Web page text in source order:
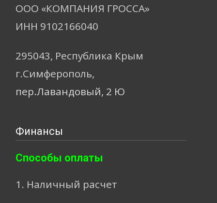
ООО «КОМПАНИЯ ГРОССА»
ИНН 9102166040
295043, Республика Крым
г.Симферополь,
пер.Лавандовый, 2 Ю
Финансы
Способы оплаты
1. Наличный расчет